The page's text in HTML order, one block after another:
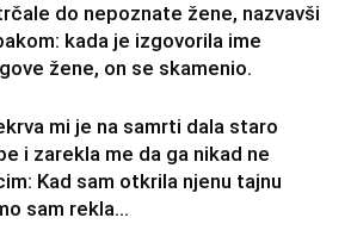
do nepoznate žene, nazvavši
kada je izgovorila ime
žene, on se skamenio.
mi je na samrti dala staro
i zarekla me da ga nikad ne
Kad sam otkrila njenu tajnu
sam rekla...